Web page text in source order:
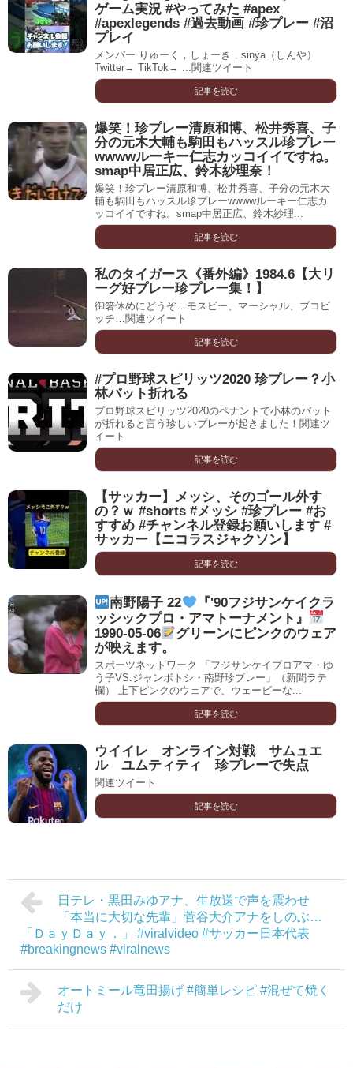
ゲーム実況 #やってみた #apex
#apexlegends #過去動画 #珍プレー #沼
プレイ
メンバー りゅーく，しょーき，sinya（しんや）
Twitter→ TikTok→ ...関連ツイート
記事を読む
爆笑！珍プレー清原和博、松井秀喜、子
分の元木大輔も駒田もハッスル珍プレー
wwwwルーキー仁志カッコイイですね。
smap中居正広、鈴木紗理奈！
爆笑！珍プレー清原和博、松井秀喜、子分の元木大
輔も駒田もハッスル珍プレーwwwwルーキー仁志カ
ッコイイですね。smap中居正広、鈴木紗理...
記事を読む
私のタイガース《番外編》1984.6【大リ
ーグ好プレー珍プレー集！】
御箸休めにどうぞ…モスビー、マーシャル、ブコビ
ッチ…関連ツイート
記事を読む
#プロ野球スピリッツ2020 珍プレー？小
林バット折れる
プロ野球スピリッツ2020のペナントで小林のバット
が折れると言う珍しいプレーが起きました！関連ツ
イート
記事を読む
【サッカー】メッシ、そのゴール外す
の？ｗ #shorts #メッシ #珍プレー #お
すすめ #チャンネル登録お願いします #
サッカー【ニコラスジャクソン】
記事を読む
南野陽子 22
『'90フジサンケイクラ
ッシックプロ・アマトーナメント』
1990-05-06
グリーンにピンクのウェア
が映えます。
スポーツネットワーク 「フジサンケイプロアマ・ゆ
う子VS.ジャンボトシ・南野珍プレー」（新聞ラテ
欄） 上下ピンクのウェアで、ウェービーな...
記事を読む
ウイイレ オンライン対戦 サムュエ
ル ユムティティ 珍プレーで失点
関連ツイート
記事を読む
日テレ・黒田みゆアナ、生放送で声を震わせ
「本当に大切な先輩」菅谷大介アナをしのぶ…
「ＤａｙＤａｙ．」 #viralvideo #サッカー日本代表
#breakingnews #viralnews
オートミール竜田揚げ #簡単レシピ #混ぜて焼く
だけ